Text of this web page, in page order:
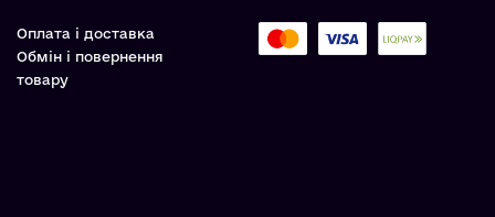
Оплата і доставка
Обмін і повернення
товару